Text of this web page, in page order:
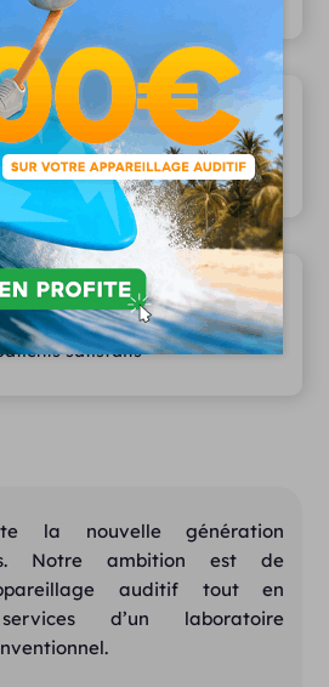
marques partenaires
partenaires
haut de gamme
satisfaits
la nouvelle génération
Notre ambition est de
auditif tout en
d’un laboratoire